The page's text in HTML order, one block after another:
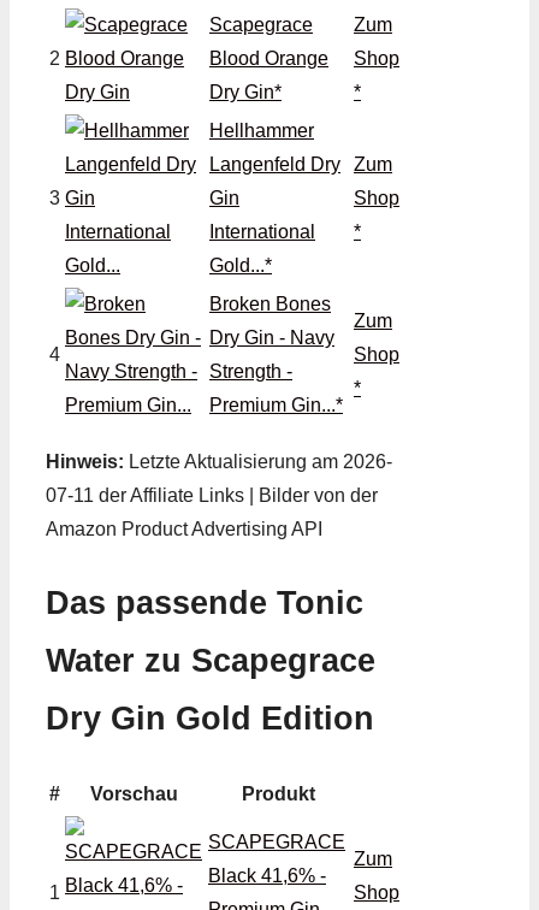
2
Scapegrace
Blood Orange
Dry Gin*
Zum
Shop
*
3
Hellhammer
Langenfeld Dry
Gin
International
Gold...*
Zum
Shop
*
4
Broken Bones
Dry Gin - Navy
Strength -
Premium Gin...*
Zum
Shop
*
Hinweis: Letzte Aktualisierung am 2026-
07-11 der Affiliate Links | Bilder von der
Amazon Product Advertising API
Das passende Tonic
Water zu Scapegrace
Dry Gin Gold Edition
# Vorschau Produkt
1
SCAPEGRACE
Black 41,6% -
Zum
Shop